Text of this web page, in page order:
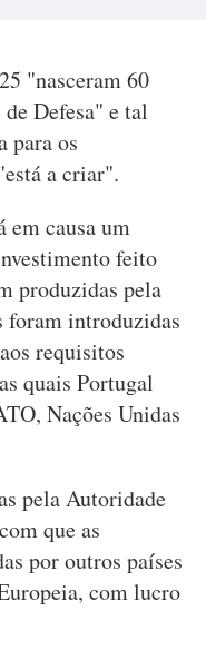
"nasceram 60
Defesa" e tal
para os
a criar".
em causa um
feito
produzidas pela
foram introduzidas
requisitos
quais Portugal
Nações Unidas
pela Autoridade
que as
por outros países
com lucro